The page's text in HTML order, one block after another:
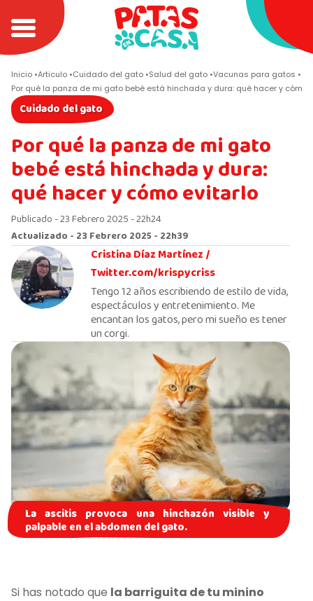
Inicio Articulo Cuidado del gato Salud del gato Vacunas para gatos
Por qué la panza de mi gato bebé está hinchada y dura: qué hacer y cómo
Cuidado del gato
Por qué la panza de mi gato
bebé está hinchada y dura:
qué hacer y cómo evitarlo
Publicado - 23 Febrero 2025 - 22h24
Actualizado - 23 Febrero 2025 - 22h39
Cristina Díaz Martínez /
Twitter.com/krispycriss
Tengo 12 años escribiendo de estilo de vida,
espectáculos y entretenimiento. Me
encantan los gatos, pero mi sueño es tener
un corgi.
La ascitis provoca una hinchazón visible y
palpable en el abdomen del gato.
Si has notado que la barriguita de tu minino